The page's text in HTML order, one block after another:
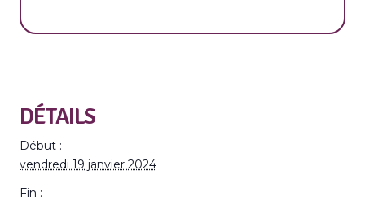
DÉTAILS
Début :
vendredi 19 janvier 2024
Fin :